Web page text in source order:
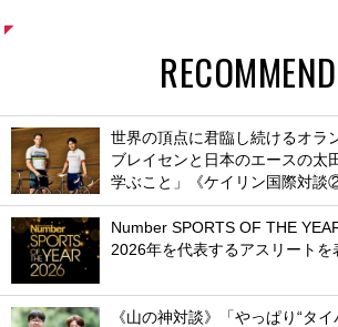
RECOMMEND
世界の頂点に君臨し続けるオラ
ブレイセンと日本のエースの太
学ぶこと」《ケイリン国際対談②
Number SPORTS OF THE
2026年を代表するアスリートを
《山の神対談》「やっぱり“タ